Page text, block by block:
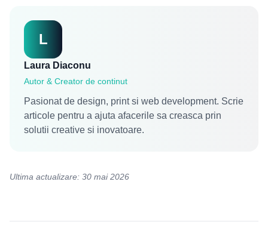
L
Laura Diaconu
Autor & Creator de continut
Pasionat de design, print si web development. Scrie
articole pentru a ajuta afacerile sa creasca prin
solutii creative si inovatoare.
Ultima actualizare: 30 mai 2026